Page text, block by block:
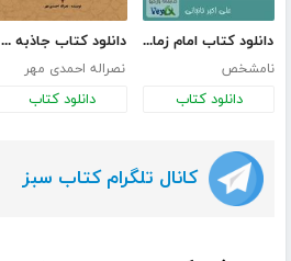
دانلود کتاب امام زمان (عج) کیست؟ (فلسفه ناجی موعود)
نامشخص
دانلود کتاب
دانلود کتاب جاذبه های تشیع در آثار مولوی، سعدی و حافظ
نصراله احمدی مهر
دانلود کتاب
کانال تلگرام کتاب سبز